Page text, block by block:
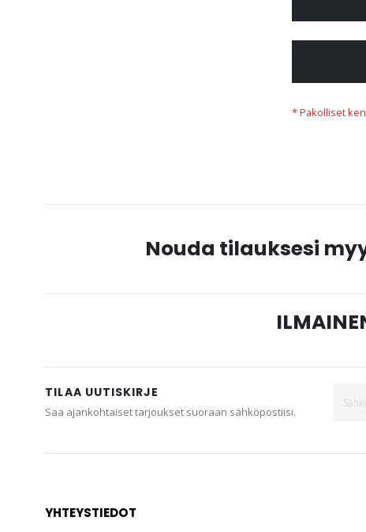
Nouda tilauksesi
TILAA UUTISKIRJE
Saa ajankohtaiset tarjoukset suoraan sähköpostiisi.
YHTEYSTIEDOT